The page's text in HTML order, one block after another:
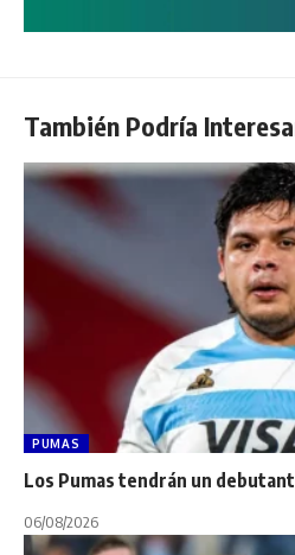
También Podría
PUMAS
Los Pumas tendrán un
06/08/2026